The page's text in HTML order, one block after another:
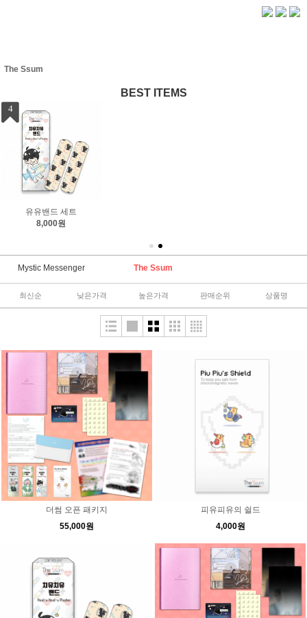
The Ssum
BEST ITEMS
4
유유밴드 세트
8,000원
Mystic Messenger The Ssum
최신순 낮은가격 높은가격 판매순위 상품명
더썸 오픈 패키지
55,000원
피유피유의 쉴드
4,000원